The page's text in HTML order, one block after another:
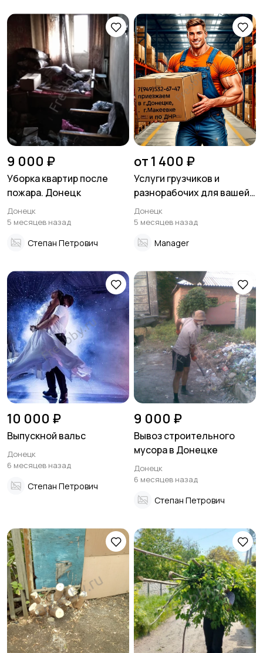
9 000 ₽
Уборка квартир после
пожара. Донецк
Донецк
5 месяцев назад
Степан Петрович
от 1 400 ₽
Услуги грузчиков и
разнорабочих для вашей
компании и склада
Донецк
5 месяцев назад
Manager
10 000 ₽
Выпускной вальс
Донецк
6 месяцев назад
Степан Петрович
9 000 ₽
Вывоз строительного
мусора в Донецке
Донецк
6 месяцев назад
Степан Петрович